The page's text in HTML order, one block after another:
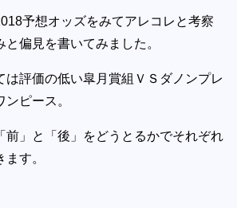
予想オッズをみてアレコレと考察
偏見を書いてみました。
は評価の低い皐月賞組ＶＳダノンプレ
ピース。
前」と「後」をどうとるかでそれぞれ
す。